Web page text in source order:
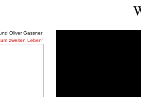
Oliver Gassner:
zweiten Leben"